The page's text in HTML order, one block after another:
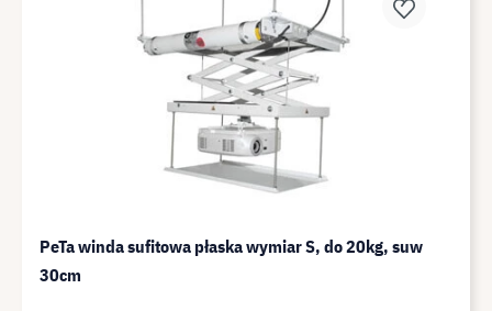
PeTa winda sufitowa płaska wymiar S, do 20kg, suw
30cm